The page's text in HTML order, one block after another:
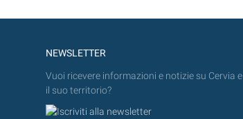
NEWSLETTER
Vuoi ricevere informazioni e notizie su Cervia e
il suo territorio?